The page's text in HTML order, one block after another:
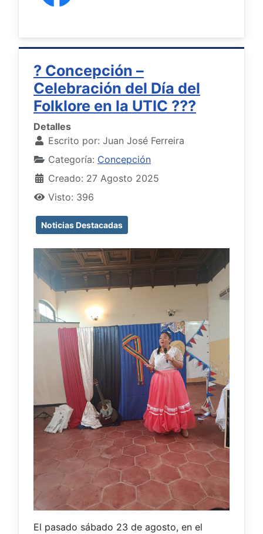
? Concepción –
Celebración del Día del
Folklore en la UTIC ???
Detalles
Escrito por: Juan José Ferreira
Categoría: Concepción
Creado: 27 Agosto 2025
Visto: 396
Noticias Destacadas
El pasado sábado 23 de agosto, en el